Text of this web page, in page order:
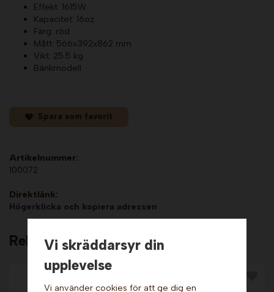
Effekt: 1615W
Kapacitet: 16oz
Färg: röd
Mått: 566x392x862 mm
Vikt: 25.5 kg
Bänkmodell
Spara som favorit
Artikelnummer:
100072
Direktlänk:
Högerklicka och kopiera adressen
Relaterade produkter
Vi skräddarsyr din
upplevelse
Vi använder cookies för att ge dig en